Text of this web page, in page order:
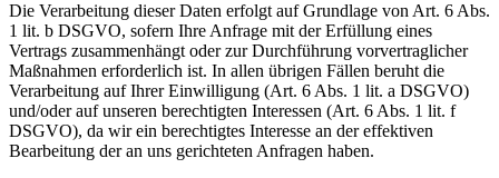
Die Verarbeitung dieser Daten erfolgt auf Grundlage von Art. 6 Abs.
1 lit. b DSGVO, sofern Ihre Anfrage mit der Erfüllung eines
Vertrags zusammenhängt oder zur Durchführung vorvertraglicher
Maßnahmen erforderlich ist. In allen übrigen Fällen beruht die
Verarbeitung auf Ihrer Einwilligung (Art. 6 Abs. 1 lit. a DSGVO)
und/oder auf unseren berechtigten Interessen (Art. 6 Abs. 1 lit. f
DSGVO), da wir ein berechtigtes Interesse an der effektiven
Bearbeitung der an uns gerichteten Anfragen haben.